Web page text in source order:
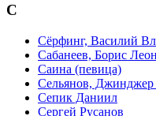
С
Сёрфинг, Василий
Сабанеев, Борис
Саина (певица)
Сельянов, Джинджер
Сепик Даниил
Сергей Русанов